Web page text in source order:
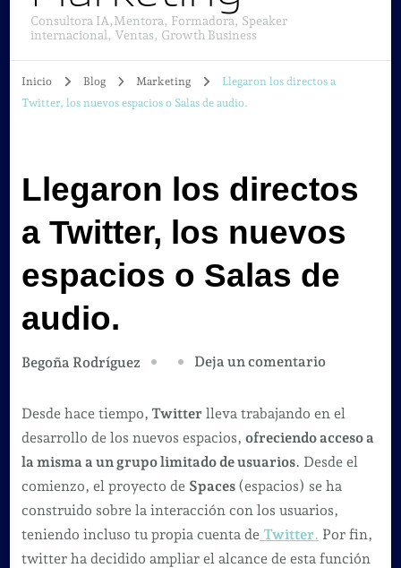
Consultora IA,Mentora, Formadora, Speaker
internacional, Ventas, Growth Business
Inicio Blog Marketing
Llegaron los directos a
Twitter, los nuevos espacios o Salas de audio.
Llegaron los directos
a Twitter, los nuevos
espacios o Salas de
audio.
Begoña Rodríguez Deja un comentarioen
los
directos
a
Twitter,
los
nuevos
espacios
Desde hace tiempo, Twitter lleva trabajando en el
desarrollo de los nuevos espacios, ofreciendo acceso a
la misma a un grupo limitado de usuarios. Desde el
comienzo, el proyecto de Spaces (espacios) se ha
construido sobre la interacción con los usuarios,
teniendo incluso tu propia cuenta de Twitter. Por fin,
twitter ha decidido ampliar el alcance de esta función